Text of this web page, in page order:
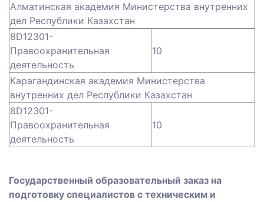
Алматинская академия Министерства внутренних
дел Республики Казахстан
8D12301-
Правоохранительная
деятельность
10
Карагандинская академия Министерства
внутренних дел Республики Казахстан
8D12301-
Правоохранительная
деятельность
10
Государственный образовательный заказ на
подготовку специалистов с техническим и